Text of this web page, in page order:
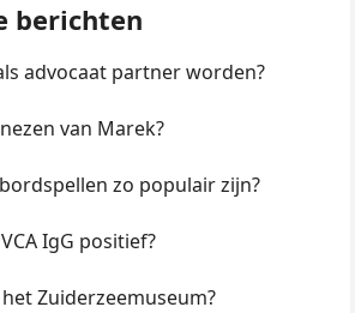
berichten
advocaat partner worden?
van Marek?
zo populair zijn?
IgG positief?
Zuiderzeemuseum?